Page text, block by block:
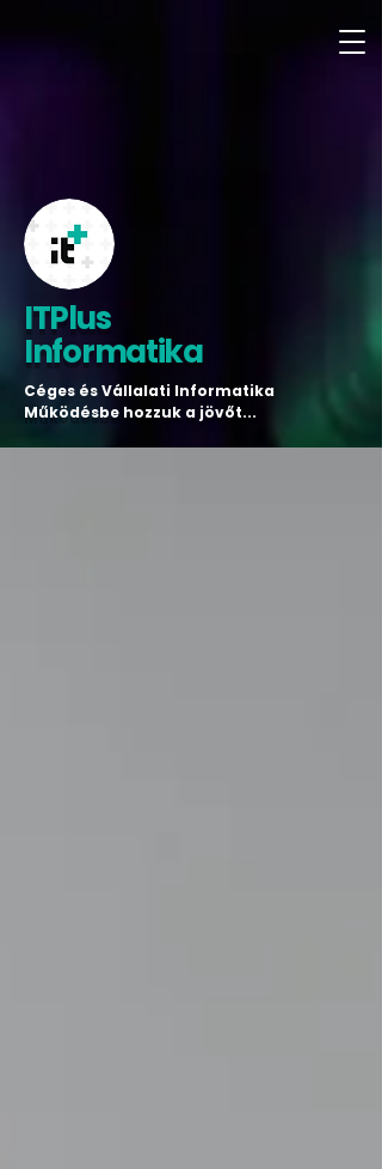
ITPlus
Informatika
Céges és Vállalati Informatika
Működésbe hozzuk a jövőt...